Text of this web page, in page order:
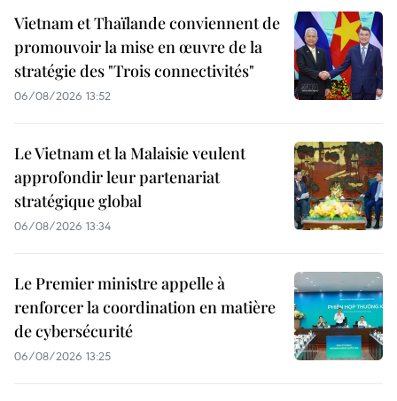
Vietnam et Thaïlande conviennent de
promouvoir la mise en œuvre de la
stratégie des "Trois connectivités"
06/08/2026 13:52
Le Vietnam et la Malaisie veulent
approfondir leur partenariat
stratégique global
06/08/2026 13:34
Le Premier ministre appelle à
renforcer la coordination en matière
de cybersécurité
06/08/2026 13:25